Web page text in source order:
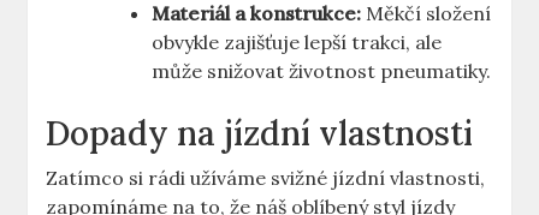
Materiál a konstrukce: Měkčí složení
obvykle zajišťuje lepší trakci, ale
může snižovat životnost pneumatiky.
Dopady na jízdní vlastnosti
Zatímco si rádi užíváme svižné jízdní vlastnosti,
zapomínáme na to, že náš oblíbený styl jízdy